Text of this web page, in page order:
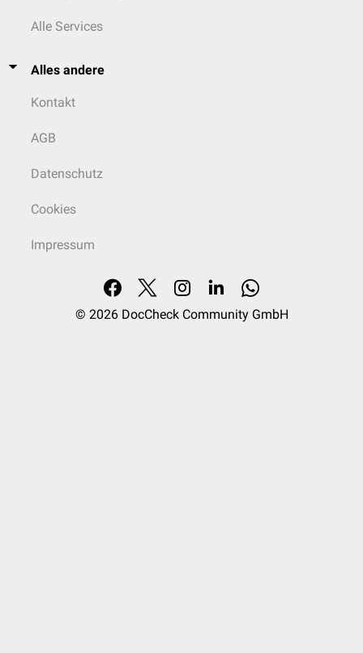
Alle Services
Alles andere
Kontakt
AGB
Datenschutz
Cookies
Impressum
© 2026 DocCheck Community GmbH